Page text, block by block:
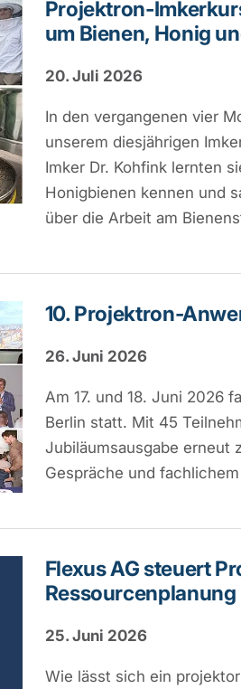
Projektron-
um Bienen, Honig
20. Juli 2026
In den vergangenen vier
unserem diesjährigen
Imker Dr. Kohfink lernten
Honigbienen kennen und
über die Arbeit am
10. Projektron-
26. Juni 2026
Am 17. und 18. Juni 2026
Berlin statt. Mit 45
Jubiläumsausgabe erneut
Gespräche und
Flexus AG steuert
25. Juni 2026
Wie lässt sich ein